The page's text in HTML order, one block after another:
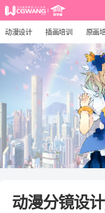
动漫设计 插画培训 原画
影视后期 3D建模 培
漫画设计 绘画教程
动漫分镜设